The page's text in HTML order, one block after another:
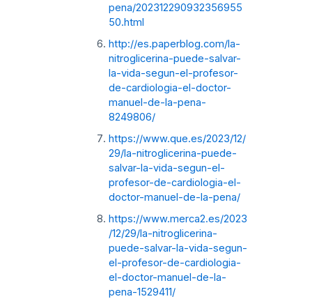
pena/202312290932356955
50.html
http://es.paperblog.com/la-
nitroglicerina-puede-salvar-
la-vida-segun-el-profesor-
de-cardiologia-el-doctor-
manuel-de-la-pena-
8249806/
https://www.que.es/2023/12/
29/la-nitroglicerina-puede-
salvar-la-vida-segun-el-
profesor-de-cardiologia-el-
doctor-manuel-de-la-pena/
https://www.merca2.es/2023
/12/29/la-nitroglicerina-
puede-salvar-la-vida-segun-
el-profesor-de-cardiologia-
el-doctor-manuel-de-la-
pena-1529411/